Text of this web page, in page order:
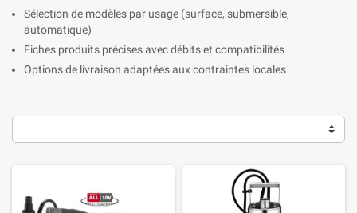
Sélection de modèles par usage (surface, submersible,
automatique)
Fiches produits précises avec débits et compatibilités
Options de livraison adaptées aux contraintes locales